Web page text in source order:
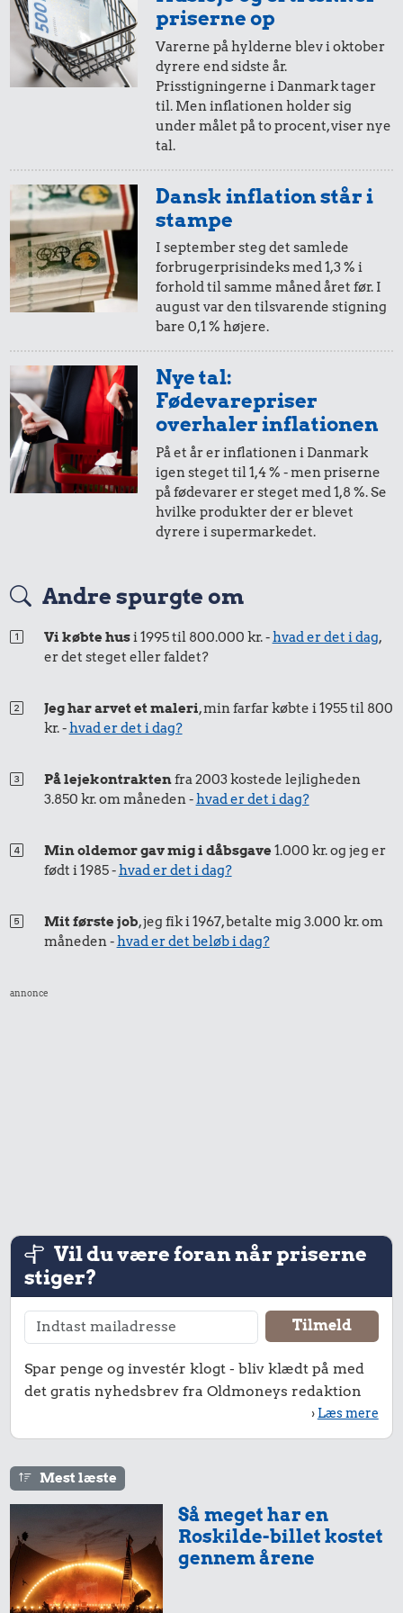
Bukser
2,75 kr.
1/2 kg skæreost
0,87 kr.
1 kg kartofler 0,92 kr.
1 kg havregryn 1,03 kr.
Husholdningssprit
1,14 kr.
200 g smør
2,29 kr.
Kylling
Banan
1/3 kg marcipan
1 liter mælk
0,41 kr.
1,37 kr.
Samlet pris i 1950
Priser i 2025
i 1950
10 øre
i 1950
= 2,-
i 2025
priserne op
Varerne på hylderne blev i oktober
dyrere end sidste år.
Prisstigningerne i Danmark tager
til. Men inflationen holder sig
under målet på to procent, viser nye
tal.
Dansk inflation står i
stampe
I september steg det samlede
forbrugerprisindeks med 1,3 % i
forhold til samme måned året før. I
august var den tilsvarende stigning
bare 0,1 % højere.
Nye tal:
Fødevarepriser
overhaler inflationen
På et år er inflationen i Danmark
igen steget til 1,4 % - men priserne
på fødevarer er steget med 1,8 %. Se
hvilke produkter der er blevet
dyrere i supermarkedet.
Andre spurgte om
Vi købte husi 1995 til 800.000 kr. -hvad er det i dag,
er det steget eller faldet?
Jeg har arvet et maleri, min farfar købte i 1955 til 800
kr. -hvad er det i dag?
På lejekontraktenfra 2003 kostede lejligheden
3.850 kr. om måneden -hvad er det i dag?
Min oldemor gav mig i dåbsgave1.000 kr. og jeg er
født i 1985 -hvad er det i dag?
Mit første job, jeg fik i 1967, betalte mig 3.000 kr. om
måneden -hvad er det beløb i dag?
annonce
Vil du være foran når priserne
stiger?
Spar penge og investér klogt - bliv klædt på med
det gratis nyhedsbrev fra Oldmoneys redaktion
› Læs mere
Mest læste
Så meget har en
Roskilde-billet kostet
gennem årene